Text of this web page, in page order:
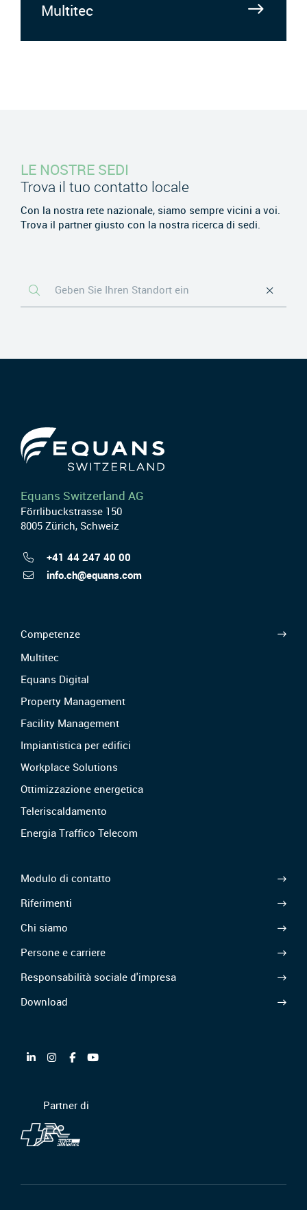
Multitec
LE NOSTRE SEDI
Trova il tuo contatto locale
Con la nostra rete nazionale, siamo sempre vicini a voi.
Trova il partner giusto con la nostra ricerca di sedi.
Equans Switzerland AG
Förrlibuckstrasse 150
8005 Zürich, Schweiz
+41 44 247 40 00
info.ch@equans.com
Competenze
Multitec
Equans Digital
Property Management
Facility Management
Impiantistica per edifici
Workplace Solutions
Ottimizzazione energetica
Teleriscaldamento
Energia Traffico Telecom
Modulo di contatto
Riferimenti
Chi siamo
Persone e carriere
Responsabilità sociale d'impresa
Download
Partner di